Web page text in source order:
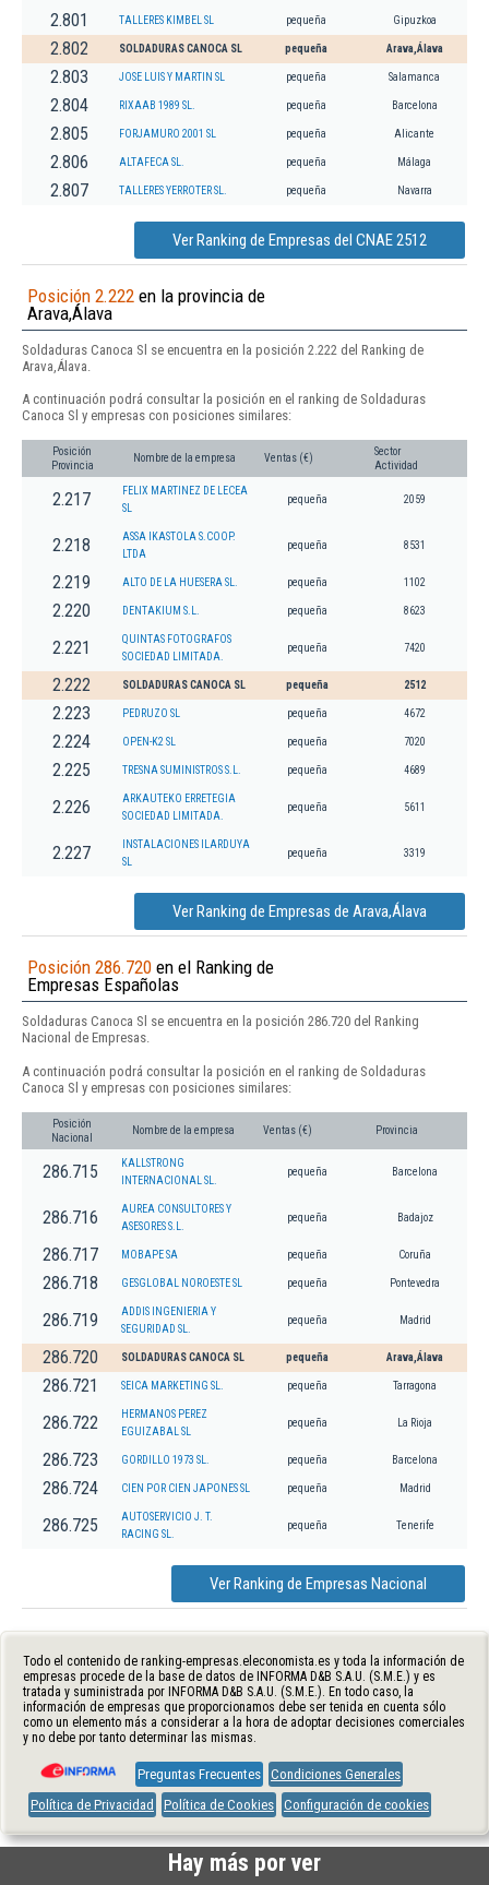
2.801 TALLERES KIMBEL SL pequeña Gipuzkoa
2.802 SOLDADURAS CANOCA SL pequeña Arava,Álava
2.803 JOSE LUIS Y MARTIN SL pequeña Salamanca
2.804 RIXAAB 1989 SL. pequeña Barcelona
2.805 FORJAMURO 2001 SL pequeña Alicante
2.806 ALTAFECA SL. pequeña Málaga
2.807 TALLERES YERROTER SL. pequeña Navarra
Ver Ranking de Empresas del CNAE 2512
Posición 2.222 en la provincia de
Arava,Álava
Soldaduras Canoca Sl se encuentra en la posición 2.222 del Ranking de
Arava,Álava.
A continuación podrá consultar la posición en el ranking de Soldaduras
Canoca Sl y empresas con posiciones similares:
Posición
Provincia
Nombre de la empresa Ventas (€)
Sector
Actividad
2.217
FELIX MARTINEZ DE LECEA
SL
pequeña 2059
2.218
ASSA IKASTOLA S.COOP.
LTDA
pequeña 8531
2.219 ALTO DE LA HUESERA SL. pequeña 1102
2.220 DENTAKIUM S.L. pequeña 8623
2.221
QUINTAS FOTOGRAFOS
SOCIEDAD LIMITADA.
pequeña 7420
2.222 SOLDADURAS CANOCA SL pequeña 2512
2.223 PEDRUZO SL pequeña 4672
2.224 OPEN-K2 SL pequeña 7020
2.225 TRESNA SUMINISTROS S.L. pequeña 4689
2.226
ARKAUTEKO ERRETEGIA
SOCIEDAD LIMITADA.
pequeña 5611
2.227
INSTALACIONES ILARDUYA
SL
pequeña 3319
Ver Ranking de Empresas de Arava,Álava
Posición 286.720 en el Ranking de
Empresas Españolas
Soldaduras Canoca Sl se encuentra en la posición 286.720 del Ranking
Nacional de Empresas.
A continuación podrá consultar la posición en el ranking de Soldaduras
Canoca Sl y empresas con posiciones similares:
Posición
Nacional
Nombre de la empresa Ventas (€) Provincia
286.715
KALLSTRONG
INTERNACIONAL SL.
pequeña Barcelona
286.716
AUREA CONSULTORES Y
ASESORES S.L.
pequeña Badajoz
286.717 MOBAPE SA pequeña Coruña
286.718 GESGLOBAL NOROESTE SL pequeña Pontevedra
286.719
ADDIS INGENIERIA Y
SEGURIDAD SL.
pequeña Madrid
286.720 SOLDADURAS CANOCA SL pequeña Arava,Álava
286.721 SEICA MARKETING SL. pequeña Tarragona
286.722
HERMANOS PEREZ
EGUIZABAL SL
pequeña La Rioja
286.723 GORDILLO 1973 SL. pequeña Barcelona
286.724 CIEN POR CIEN JAPONES SL pequeña Madrid
286.725
AUTOSERVICIO J. T.
RACING SL.
pequeña Tenerife
Ver Ranking de Empresas Nacional
Todo el contenido de ranking-empresas.eleconomista.es y toda la información de
empresas procede de la base de datos de INFORMA D&B S.A.U. (S.M.E.) y es
tratada y suministrada por INFORMA D&B S.A.U. (S.M.E.). En todo caso, la
información de empresas que proporcionamos debe ser tenida en cuenta sólo
como un elemento más a considerar a la hora de adoptar decisiones comerciales
y no debe por tanto determinar las mismas.
Preguntas Frecuentes Condiciones Generales
Política de Privacidad
Política de Cookies Configuración de cookies
Hay más por ver